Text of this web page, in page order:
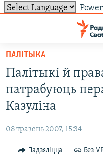
ўнівэрсальнага
доступу
Перайсьці
да
галоўнага
зьместу
Перайсьці
да
навігацыі
УСЕ НАВІНЫ
ВІДЭА І ФОТА
ПАЛІТЫКА
ЭКАНОМІКА
ТОЛЬКІ НА СВАБОДЗЕ
ГІСТОРЫЯ НА СВАБОДЗЕ
ПАДКАСТЫ
СУВЯЗЬ
ПАДЗЯЛІЦЦА ІНФАРМАЦЫЯЙ
RSS
ПАДКАСТЫ
ПАЛІТЫКА
Палітыкі й
патрабуюць
Казуліна
08 травень 2007, 15:34
Падзяліцца Без